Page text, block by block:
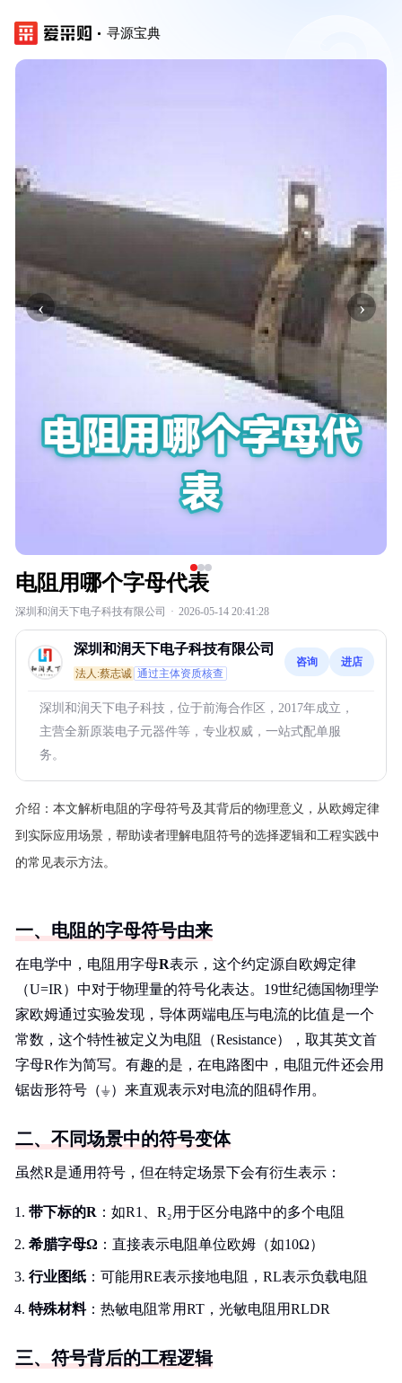
寻源宝典
‹ ›
电阻用哪个字母代表
深圳和润天下电子科技有限公司 · 2026-05-14 20:41:28
深圳和润天下电子科技有限公司
法人:蔡志诚 通过主体资质核查
咨询 进店
深圳和润天下电子科技，位于前海合作区，2017年成立，
主营全新原装电子元器件等，专业权威，一站式配单服
务。
介绍： 本文解析电阻的字母符号及其背后的物理意义，从欧姆定律
到实际应用场景，帮助读者理解电阻符号的选择逻辑和工程实践中
的常见表示方法。
一、电阻的字母符号由来
在电学中，电阻用字母R表示，这个约定源自欧姆定律
（U=IR）中对于物理量的符号化表达。19世纪德国物理学
家欧姆通过实验发现，导体两端电压与电流的比值是一个
常数，这个特性被定义为电阻（Resistance），取其英文首
字母R作为简写。有趣的是，在电路图中，电阻元件还会用
锯齿形符号（⏚）来直观表示对电流的阻碍作用。
二、不同场景中的符号变体
虽然R是通用符号，但在特定场景下会有衍生表示：
带下标的R ：如R1、R₂用于区分电路中的多个电阻
希腊字母Ω ：直接表示电阻单位欧姆（如10Ω）
行业图纸 ：可能用RE表示接地电阻，RL表示负载电阻
特殊材料：热敏电阻常用RT，光敏电阻用RLDR
三、符号背后的工程逻辑